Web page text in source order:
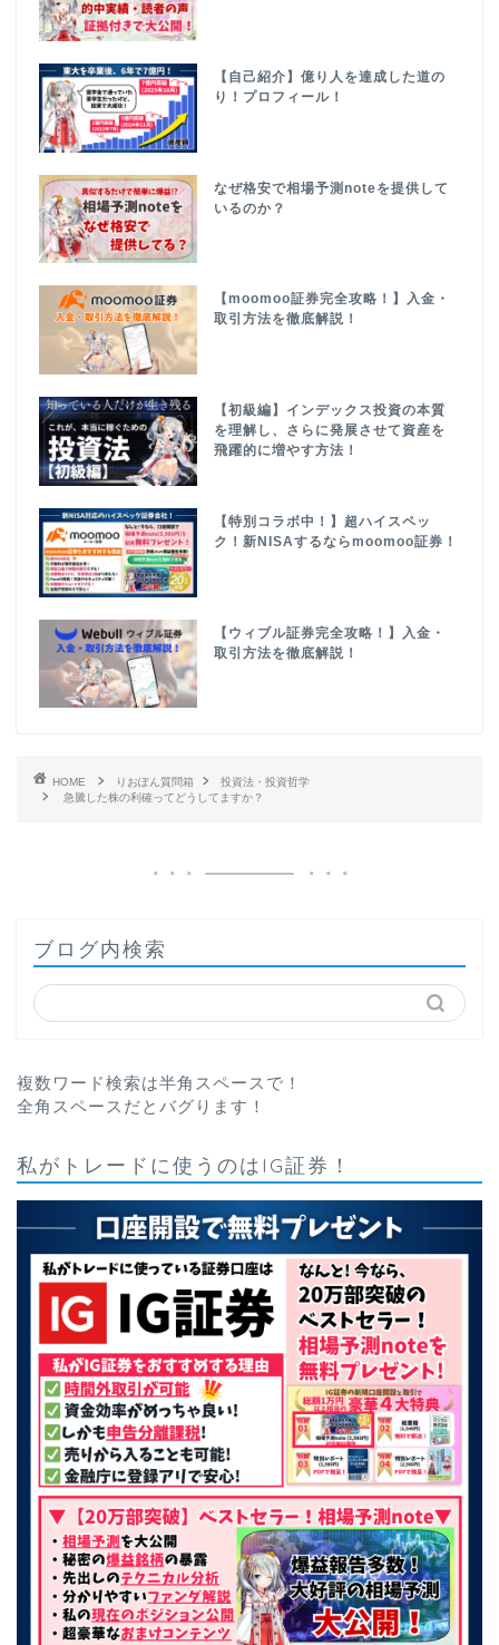
【自己紹介】億り人を達成した道の
り！プロフィール！
なぜ格安で相場予測noteを提供して
いるのか？
【moomoo証券完全攻略！】入金・
取引方法を徹底解説！
【初級編】インデックス投資の本質
を理解し、さらに発展させて資産を
飛躍的に増やす方法！
【特別コラボ中！】超ハイスペッ
ク！新NISAするならmoomoo証券！
【ウィブル証券完全攻略！】入金・
取引方法を徹底解説！
HOME りおぽん質問箱
投資法・投資哲学
急騰した株の利確ってどうしてますか？
ブログ内検索
複数ワード検索は半角スペースで！
全角スペースだとバグります！
私がトレードに使うのはIG証券！